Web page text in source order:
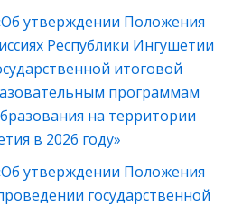
утверждении Положения
Республики Ингушетии
итоговой
программам
на территории
в 2026 году»
утверждении Положения
государственной